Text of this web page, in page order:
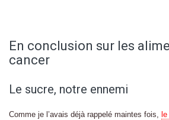
En conclusion sur les
cancer
Le sucre, notre ennemi
Comme je l’avais déjà rappelé maintes fois,